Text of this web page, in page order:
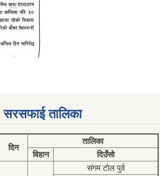
सरसफाई तालिका
दिन
तालिका
विहान
दिउँसो
संगम टोल पुर्व